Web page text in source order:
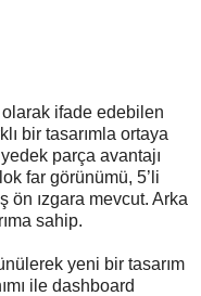
ifade edebilen
bir tasarımla ortaya
parça avantajı
far görünümü, 5’li
ön ızgara mevcut. Arka
sahip.
yeni bir tasarım
ile dashboard